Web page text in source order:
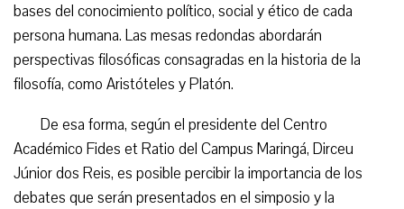
bases del conocimiento político, social y ético de cada
persona humana. Las mesas redondas abordarán
perspectivas filosóficas consagradas en la historia de la
filosofía, como Aristóteles y Platón.
De esa forma, según el presidente del Centro
Académico Fides et Ratio del Campus Maringá, Dirceu
Júnior dos Reis, es posible percibir la importancia de los
debates que serán presentados en el simposio y la